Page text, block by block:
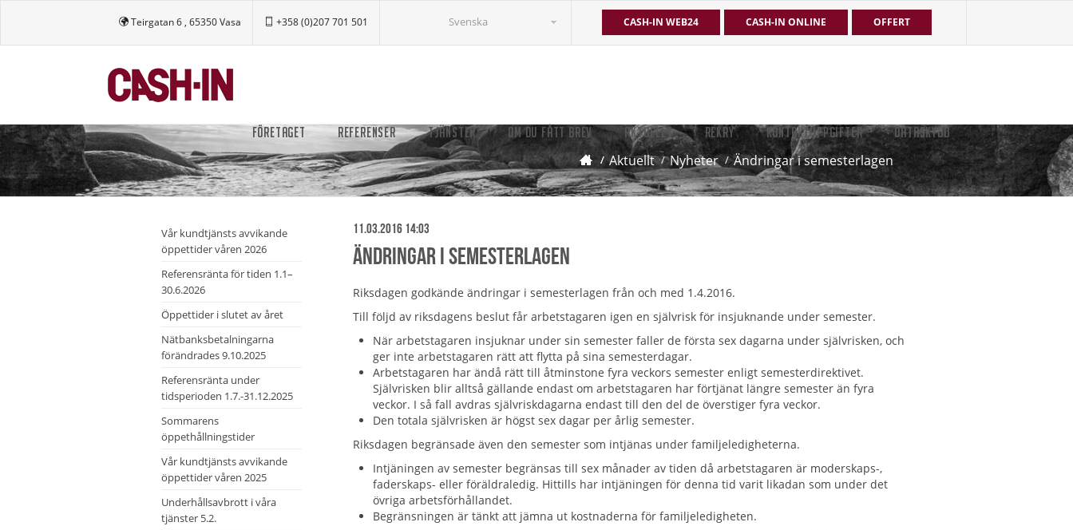
Teirgatan 6 , 65350 Vasa +358 (0)207 701 501 Svenska CASH-IN WEB24 CASH-IN ONLINE OFFERT
FÖRETAGET REFERENSER TJÄNSTER OM DU FÅTT BREV AKTUELLT REKRY KONTAKTUPPGIFTER DATASKYDD
Aktuellt Nyheter Ändringar i semesterlagen
Vår kundtjänsts avvikande
öppettider våren 2026
Referensränta för tiden 1.1–
30.6.2026
Öppettider i slutet av året
Nätbanksbetalningarna
förändrades 9.10.2025
Referensränta under
tidsperioden 1.7.-31.12.2025
Sommarens
öppethållningstider
Vår kundtjänsts avvikande
öppettider våren 2025
Underhållsavbrott i våra
tjänster 5.2.
11.03.2016 14:03
Ändringar i semesterlagen
Riksdagen godkände ändringar i semesterlagen från och med 1.4.2016.
Till följd av riksdagens beslut får arbetstagaren igen en självrisk för insjuknande under semester.
När arbetstagaren insjuknar under sin semester faller de första sex dagarna under självrisken, och
ger inte arbetstagaren rätt att flytta på sina semesterdagar.
Arbetstagaren har ändå rätt till åtminstone fyra veckors semester enligt semesterdirektivet.
Självrisken blir alltså gällande endast om arbetstagaren har förtjänat längre semester än fyra
veckor. I så fall avdras självriskdagarna endast till den del de överstiger fyra veckor.
Den totala självrisken är högst sex dagar per årlig semester.
Riksdagen begränsade även den semester som intjänas under familjeledigheterna.
Intjäningen av semester begränsas till sex månader av tiden då arbetstagaren är moderskaps-,
faderskaps- eller föräldraledig. Hittills har intjäningen för denna tid varit likadan som under det
övriga arbetsförhållandet.
Begränsningen är tänkt att jämna ut kostnaderna för familjeledigheten.